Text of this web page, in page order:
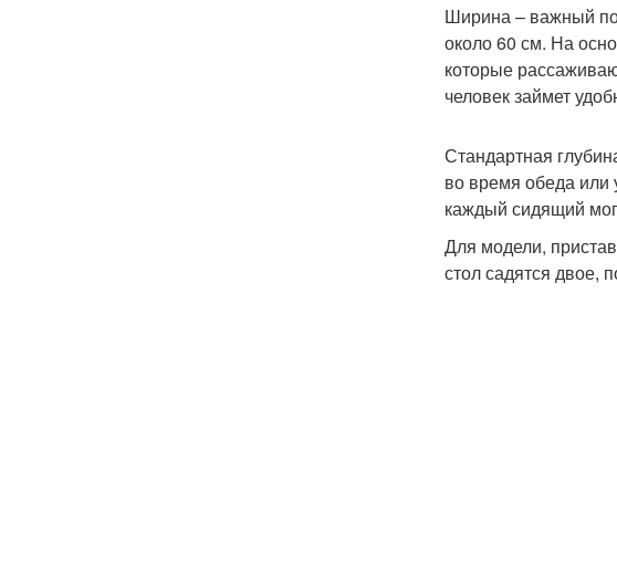
Ширина – важный
около 60 см. На
которые
человек займет
Стандартная
во время обеда или
каждый сидящий
Для модели,
стол садятся двое,